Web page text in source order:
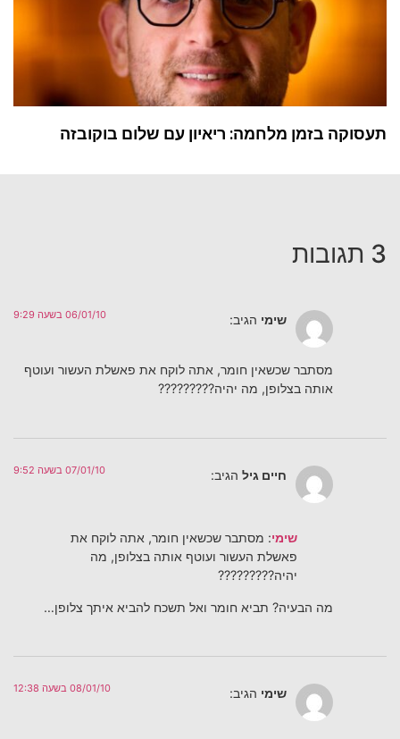
תעסוקה בזמן מלחמה: ריאיון עם שלום בוקובזה
3 תגובות
שימי הגיב: 06/01/10 בשעה 9:29
מסתבר שכשאין חומר, אתה לוקח את פאשלת העשור ועוטף
אותה בצלופן, מה יהיה?????????
חיים גיל הגיב: 07/01/10 בשעה 9:52
שימי: מסתבר שכשאין חומר, אתה לוקח את
פאשלת העשור ועוטף אותה בצלופן, מה
יהיה?????????
מה הבעיה? תביא חומר ואל תשכח להביא איתך צלופן…
שימי הגיב: 08/01/10 בשעה 12:38